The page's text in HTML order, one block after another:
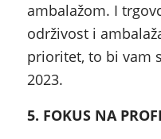
ambalažom. I
održivost i
prioritet, to bi vam
2023.
5. FOKUS NA